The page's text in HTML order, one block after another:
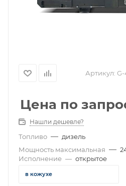
Артикул:
Цена по
Нашли дешевле?
Топливо — дизель
Мощность максимальная —
Исполнение — открытое
в кожухе